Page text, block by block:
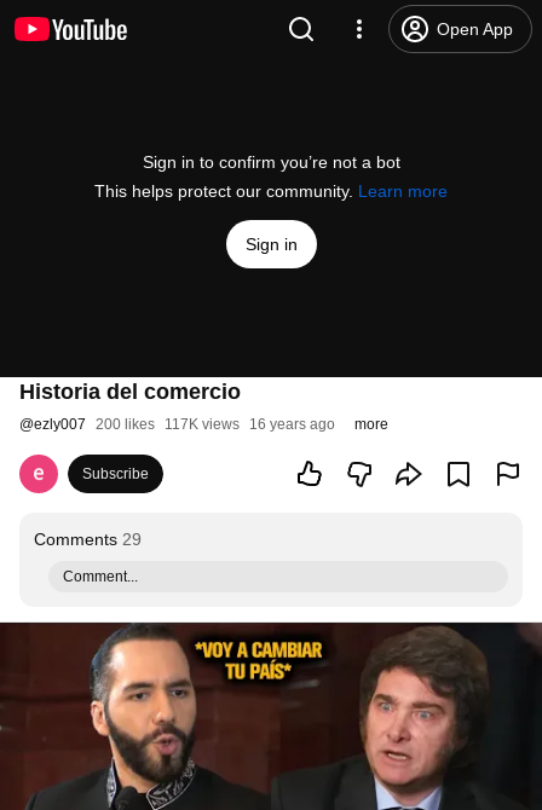
Open App
Sign in to confirm you’re not a bot
This helps protect our community. Learn more
Sign in
Historia del comercio
@ezly007 200 likes 117K views 16 years ago more
Subscribe
Comments 29
Comment...